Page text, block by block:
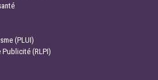
(PLUI)
Publicité (RLPI)